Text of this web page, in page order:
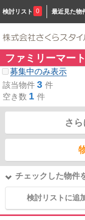
検討リスト 0 最近見た物
ファミリーマー
募集中のみ表示
該当物件 3 件
空き数 1 件
さ
チェックした物件
検討リストに追